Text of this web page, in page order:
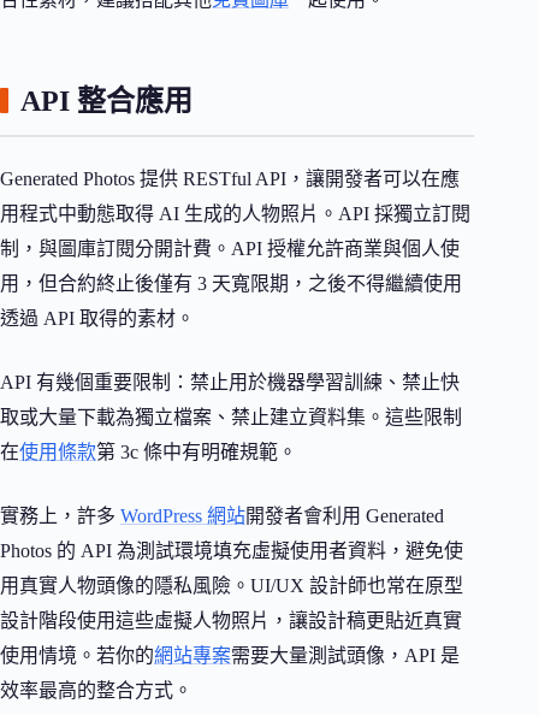
API 整合應用
Generated Photos 提供 RESTful API，讓開發者可以在應
用程式中動態取得 AI 生成的人物照片。API 採獨立訂閱
制，與圖庫訂閱分開計費。API 授權允許商業與個人使
用，但合約終止後僅有 3 天寬限期，之後不得繼續使用
透過 API 取得的素材。
API 有幾個重要限制：禁止用於機器學習訓練、禁止快
取或大量下載為獨立檔案、禁止建立資料集。這些限制
在使用條款第 3c 條中有明確規範。
實務上，許多 WordPress 網站開發者會利用 Generated
Photos 的 API 為測試環境填充虛擬使用者資料，避免使
用真實人物頭像的隱私風險。UI/UX 設計師也常在原型
設計階段使用這些虛擬人物照片，讓設計稿更貼近真實
使用情境。若你的網站專案需要大量測試頭像，API 是
效率最高的整合方式。